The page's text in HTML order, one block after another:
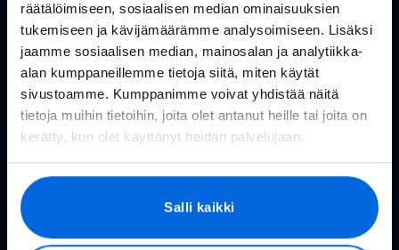
räätälöimiseen, sosiaalisen median ominaisuuksien
tukemiseen ja kävijämäärämme analysoimiseen. Lisäksi
jaamme sosiaalisen median, mainosalan ja analytiikka-
alan kumppaneillemme tietoja siitä, miten käytät
sivustoamme. Kumppanimme voivat yhdistää näitä
tietoja muihin tietoihin, joita olet antanut heille tai joita on
kerätty, kun olet käyttänyt heidän palvelujaan.
Salli kaikki
In English
Valokuitu kuluttajille
Rakennettavat alueet
Reitittimet
Valoo TV